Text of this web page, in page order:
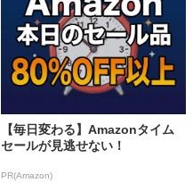
【毎日変わる】Amazonタイム
セールが見逃せない！
PR(Amazon)